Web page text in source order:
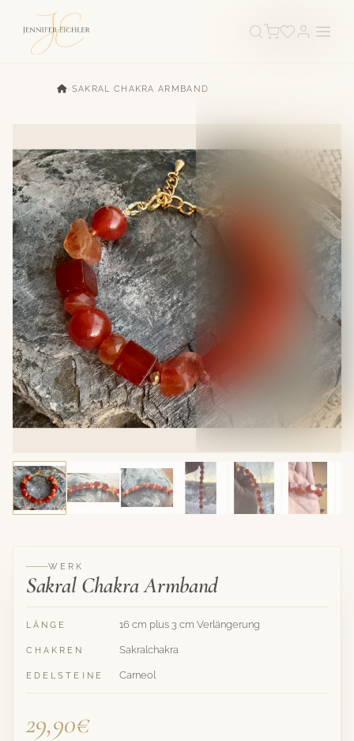
› SAKRAL CHAKRA ARMBAND
WERK
Sakral Chakra Armband
LÄNGE 16 cm plus 3 cm Verlängerung
CHAKREN Sakralchakra
EDELSTEINE Carneol
29,90€